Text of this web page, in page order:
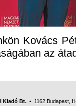
Kovács
az
Kiadó Bt. • 1162 Budapest,